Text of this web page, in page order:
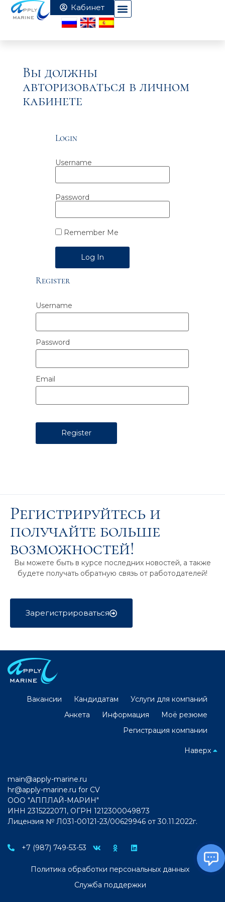
Вы должны
авторизоваться в личном
кабинете
Login
Username
Password
Remember Me
Alternative:
Register
Username
Password
Email
Регистрируйтесь и
получайте больше
возможностей!
Вы можете быть в курсе последних новостей, а также
будете получать обратную связь от работодателей!
Зарегистрироваться
Вакансии Кандидатам
Услуги для компаний
Анкета
Информация
Моё резюме
Регистрация компании
Наверх
main@apply-marine.ru
hr@apply-marine.ru for CV
ООО "АППЛАЙ-МАРИН"
ИНН 2315222071, ОГРН 1212300049873
Лицензия № Л031-00121-23/00629946 от 30.11.2022г.
+7 (987) 749-53-53
Политика обработки персональных данных
Служба поддержки